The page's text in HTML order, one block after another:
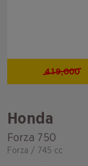
419,000
Honda
Forza 750
Forza / 745 cc